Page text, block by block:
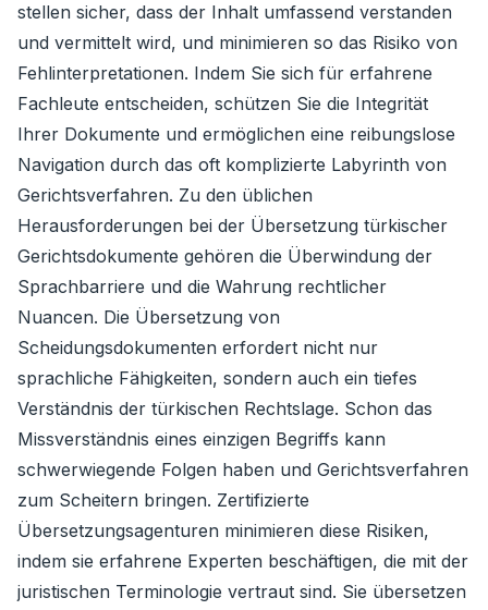
stellen sicher, dass der Inhalt umfassend verstanden
und vermittelt wird, und minimieren so das Risiko von
Fehlinterpretationen. Indem Sie sich für erfahrene
Fachleute entscheiden, schützen Sie die Integrität
Ihrer Dokumente und ermöglichen eine reibungslose
Navigation durch das oft komplizierte Labyrinth von
Gerichtsverfahren. Zu den üblichen
Herausforderungen bei der Übersetzung türkischer
Gerichtsdokumente gehören die Überwindung der
Sprachbarriere und die Wahrung rechtlicher
Nuancen. Die Übersetzung von
Scheidungsdokumenten erfordert nicht nur
sprachliche Fähigkeiten, sondern auch ein tiefes
Verständnis der türkischen Rechtslage. Schon das
Missverständnis eines einzigen Begriffs kann
schwerwiegende Folgen haben und Gerichtsverfahren
zum Scheitern bringen. Zertifizierte
Übersetzungsagenturen minimieren diese Risiken,
indem sie erfahrene Experten beschäftigen, die mit der
juristischen Terminologie vertraut sind. Sie übersetzen